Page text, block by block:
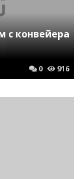
с конвейера
0 916